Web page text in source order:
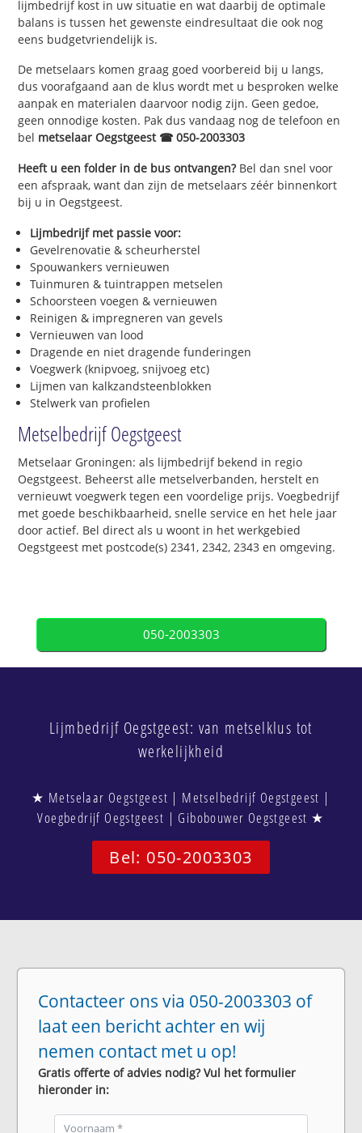
lijmbedrijf kost in uw situatie en wat daarbij de optimale
balans is tussen het gewenste eindresultaat die ook nog
eens budgetvriendelijk is.
De metselaars komen graag goed voorbereid bij u langs,
dus voorafgaand aan de klus wordt met u besproken welke
aanpak en materialen daarvoor nodig zijn. Geen gedoe,
geen onnodige kosten. Pak dus vandaag nog de telefoon en
bel metselaar Oegstgeest ☎ 050-2003303
Heeft u een folder in de bus ontvangen?Bel dan snel voor
een afspraak, want dan zijn de metselaars zéér binnenkort
bij u in Oegstgeest.
Lijmbedrijf met passie voor:
Gevelrenovatie & scheurherstel
Spouwankers vernieuwen
Tuinmuren & tuintrappen metselen
Schoorsteen voegen & vernieuwen
Reinigen & impregneren van gevels
Vernieuwen van lood
Dragende en niet dragende funderingen
Voegwerk (knipvoeg, snijvoeg etc)
Lijmen van kalkzandsteenblokken
Stelwerk van profielen
Metselbedrijf Oegstgeest
Metselaar Groningen: als lijmbedrijf bekend in regio
Oegstgeest. Beheerst alle metselverbanden, herstelt en
vernieuwt voegwerk tegen een voordelige prijs. Voegbedrijf
met goede beschikbaarheid, snelle service en het hele jaar
door actief. Bel direct als u woont in het werkgebied
Oegstgeest met postcode(s) 2341, 2342, 2343 en omgeving.
050-2003303
Lijmbedrijf Oegstgeest: van metselklus tot
werkelijkheid
★ Metselaar Oegstgeest | Metselbedrijf Oegstgeest |
Voegbedrijf Oegstgeest | Gibobouwer Oegstgeest ★
Bel: 050-2003303
Contacteer ons via 050-2003303 of
laat een bericht achter en wij
nemen contact met u op!
Gratis offerte of advies nodig? Vul het formulier
hieronder in: